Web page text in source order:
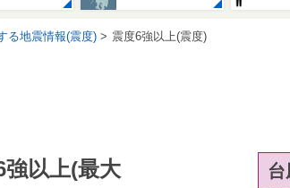
る地震情報(震度) 震度6強以上(震度)
強以上(最大